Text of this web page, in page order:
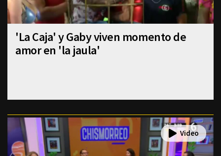
'La Caja' y Gaby viven momento de
amor en 'la jaula'